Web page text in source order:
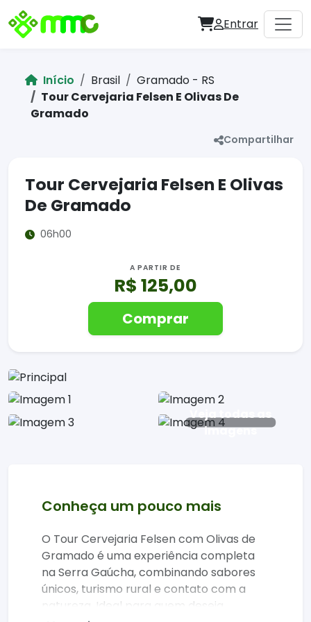
Entrar
Início Brasil
Gramado - RS
Tour Cervejaria Felsen E Olivas De
Gramado
Compartilhar
Tour Cervejaria Felsen E Olivas
De Gramado
06h00
A PARTIR DE
R$ 125,00
Comprar
Veja todas as
imagens
Conheça um pouco mais
O Tour Cervejaria Felsen com Olivas de
Gramado é uma experiência completa
na Serra Gaúcha, combinando sabores
únicos, turismo rural e contato com a
natureza. Ideal para quem deseja